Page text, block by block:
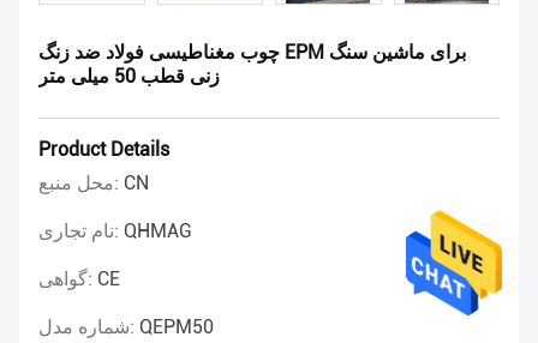
چوب مغناطیسی فولاد ضد زنگ EPM برای ماشین سنگ
زنی قطب 50 میلی متر
Product Details
محل منبع: CN
نام تجاری: QHMAG
گواهی: CE
شماره مدل: QEPM50